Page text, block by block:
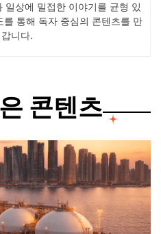
일상에 밀접한 이야기를 균형 있
통해 독자 중심의 콘텐츠를 만
니다.
콘텐츠